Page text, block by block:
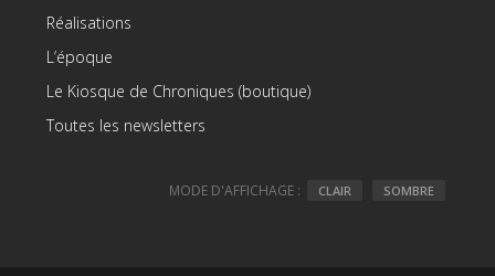
Réalisations
L’époque
Le Kiosque de Chroniques (boutique)
Toutes les newsletters
MODE D'AFFICHAGE : CLAIR SOMBRE